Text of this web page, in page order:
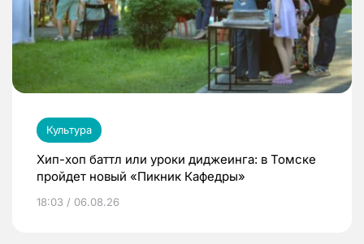
Культура
Хип-хоп баттл или уроки диджеинга: в Томске
пройдет новый «Пикник Кафедры»
18:03 / 06.08.26